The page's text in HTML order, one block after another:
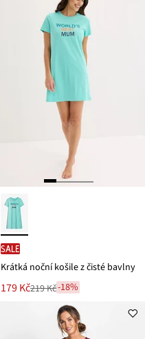
SALE
Krátká noční košile z čisté bavlny
Nová
179 Kč
Zlevněno219 Kč-18%